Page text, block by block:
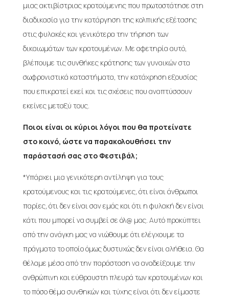
μιας ακτιβίστριας κρατούμενης που πρωτοστάτησε στη
διαδικασία για την κατάργηση της κολπικής εξέτασης
στις φυλακές και γενικότερα την τήρηση των
δικαιωμάτων των κρατουμένων. Με αφετηρία αυτό,
βλέπουμε τις συνθήκες κράτησης των γυναικών στα
σωφρονιστικά καταστήματα, την κατάχρηση εξουσίας
που επικρατεί εκεί και τις σχέσεις που αναπτύσσουν
εκείνες μεταξύ τους.
Ποιοι είναι οι κύριοι λόγοι που θα προτείνατε
στο κοινό, ώστε να παρακολουθήσει την
παράστασή σας στο Φεστιβάλ;
*Υπάρχει μια γενικότερη αντίληψη για τους
κρατούμενους και τις κρατούμενες, ότι είναι άνθρωποι
παρίες, ότι δεν είναι σαν εμάς και ότι η φυλακή δεν είναι
κάτι που μπορεί να συμβεί σε όλ@ μας. Αυτό προκύπτει
από την ανάγκη μας να νιώθουμε ότι ελέγχουμε τα
πράγματα το οποίο όμως δυστυχώς δεν είναι αλήθεια. Θα
θέλαμε μέσα από την παράσταση να αναδείξουμε την
ανθρώπινη και εύθραυστη πλευρά των κρατουμένων και
το πόσο θέμα συνθηκών και τύχης είναι ότι δεν είμαστε